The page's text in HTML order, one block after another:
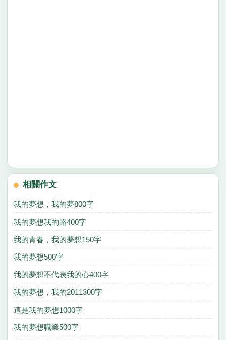
相關作文
我的夢想，我的夢800字
我的夢想我的路400字
我的青春，我的夢想150字
我的夢想500字
我的夢想不代表我的心400字
我的夢想，我的2011300字
這是我的夢想1000字
我的夢想職業500字